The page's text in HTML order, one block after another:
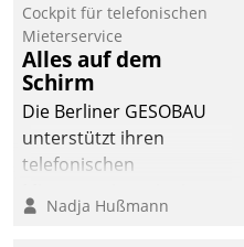
der
Wohnungswirtschaft“.
Bewerben können sich
dafür ein Team
bestehend aus
Wohnungsunternehmen
und PropTech.
Cockpit für telefonischen
Mieterservice
Alles auf dem
Schirm
Die Berliner GESOBAU
unterstützt ihren
telefonischen
digitalen Cockpit, das
Nadja Hußmann